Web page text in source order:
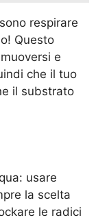
respirare
Questo
e
che il tuo
il substrato
usare
la scelta
le radici